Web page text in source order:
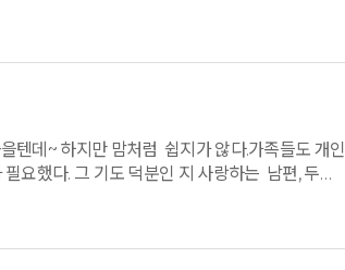
사랑하며 남은 시간을 소중하게 보내야겠다는
텐데~ 하지만 맘처럼 쉽지가 않다.가족들도 개인
요했다. 그 기도 덕분인 지 사랑하는 남편, 두
을 가족과 함께 보낼 수 있었음에 너무
얻었던 소중한 경험이 가족들과 함께 다시